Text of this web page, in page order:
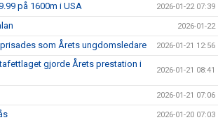
på 1600m i USA 2026-01-22 07:39
2026-01-22
som Årets ungdomsledare 2026-01-21 12:56
gjorde Årets prestation i
2026-01-21 08:41
2026-01-21 07:06
2026-01-20 07:03